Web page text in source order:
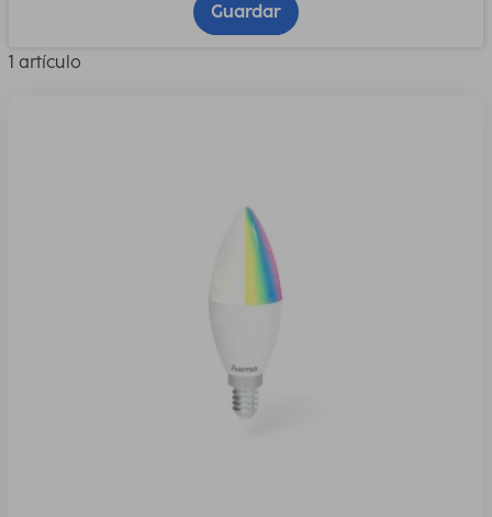
Guardar
1 artículo